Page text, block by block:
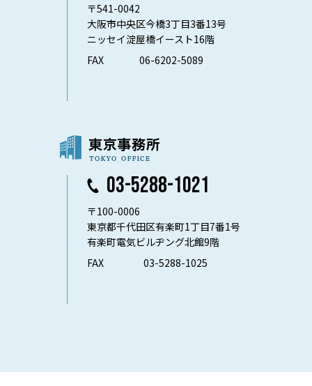
〒541-0042
大阪市中央区今橋3丁目3番13号
ニッセイ淀屋橋イースト16階
FAX
06-6202-5089
03-5288-1021
〒100-0006
東京都千代田区有楽町1丁目7番1号
有楽町電気ビルヂング北館9階
FAX
03-5288-1025